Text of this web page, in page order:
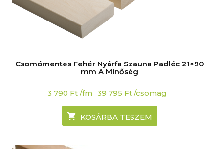
Csomómentes Fehér Nyárfa Szauna Padléc 21×90
mm A Minőség
3 790 Ft /fm 39 795 Ft /csomag
KOSÁRBA TESZEM